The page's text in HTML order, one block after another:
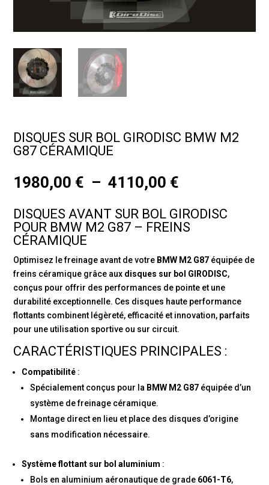
DISQUES SUR BOL GIRODISC BMW M2
G87 CÉRAMIQUE
1980,00 € – 4110,00 €
prix :
1980,00 €
à
DISQUES AVANT SUR BOL GIRODISC
POUR BMW M2 G87 – FREINS
CÉRAMIQUE
Optimisez le freinage avant de votre BMW M2 G87 équipée de
freins céramique grâce aux disques sur bol GIRODISC,
conçus pour offrir des performances de pointe et une
durabilité exceptionnelle. Ces disques haute performance
flottants combinent légèreté, efficacité et innovation, parfaits
pour une utilisation sportive ou sur circuit.
CARACTÉRISTIQUES PRINCIPALES :
Compatibilité :
Spécialement conçus pour la BMW M2 G87 équipée d’un
système de freinage céramique.
Montage direct en lieu et place des disques d’origine
sans modification nécessaire.
Système flottant sur bol aluminium :
Bols en aluminium aéronautique de grade 6061-T6,